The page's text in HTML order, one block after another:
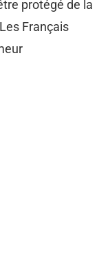
protégé de la
Français